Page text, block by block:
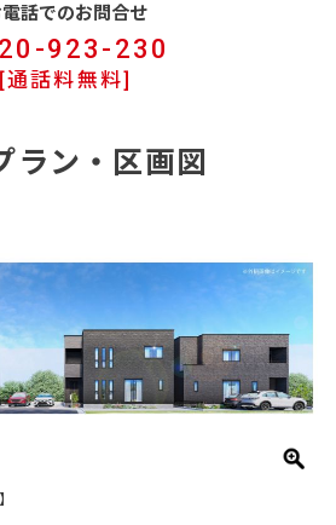
話でのお問合せ
923-230
[通話料無料]
ラン・区画図